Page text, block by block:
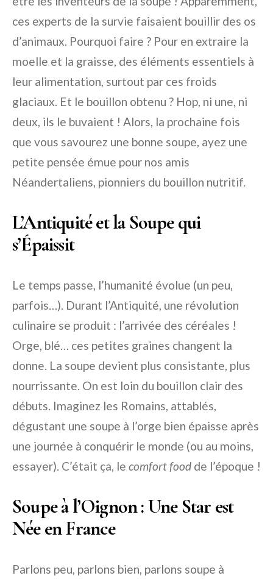
ces experts de la survie faisaient bouillir des os
d’animaux. Pourquoi faire ? Pour en extraire la
moelle et la graisse, des éléments essentiels à
leur alimentation, surtout par ces froids
glaciaux. Et le bouillon obtenu ? Hop, ni une, ni
deux, ils le buvaient ! Alors, la prochaine fois
que vous savourez une bonne soupe, ayez une
petite pensée émue pour nos amis
Néandertaliens, pionniers du bouillon nutritif.
L’Antiquité et la Soupe qui
s’Épaissit
Le temps passe, l’humanité évolue (un peu,
parfois…). Durant l’Antiquité, une révolution
culinaire se produit : l’arrivée des céréales !
Orge, blé… ces petites graines changent la
donne. La soupe devient plus consistante, plus
nourrissante. On est loin du bouillon clair des
débuts. Imaginez les Romains, attablés,
dégustant une soupe à l’orge bien épaisse après
une journée à conquérir le monde (ou au moins,
essayer). C’était ça, le comfort food de l’époque !
Soupe à l’Oignon : Une Star est
Née en France
Parlons peu, parlons bien, parlons soupe à